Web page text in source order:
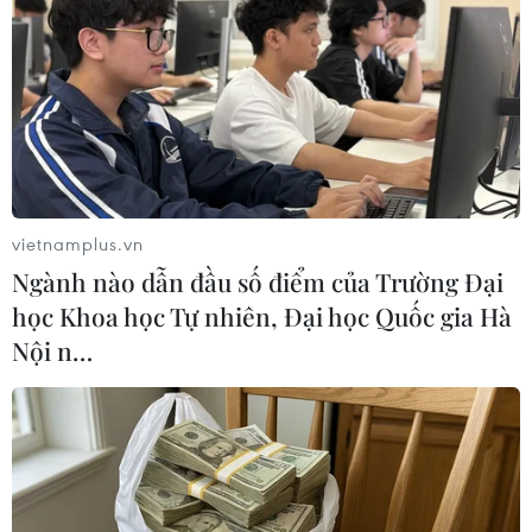
#Agribank #an sinh xã hội #hộ nghèo Lạng Sơn
Theo dõi VietnamPlus
TIN LIÊN QUAN
vietnamplus.vn
Ngành nào dẫn đầu số điểm của Trường Đại
học Khoa học Tự nhiên, Đại học Quốc gia Hà
Nội n…